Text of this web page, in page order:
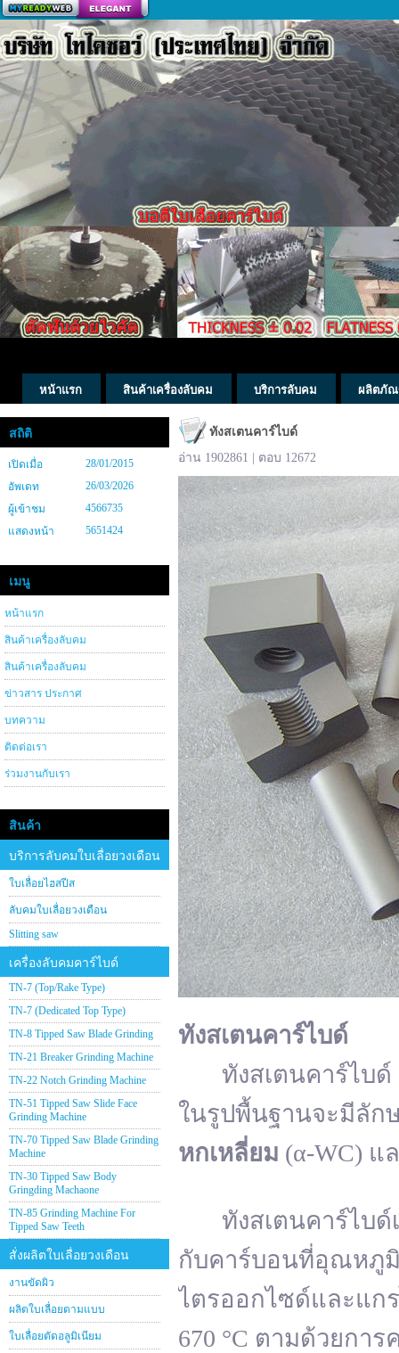
สร้างเว็บ
หน้าแรก สินค้าเครื่องลับคม บริการลับคม ผลิตภัณ
สถิติ
เปิดเมื่อ
28/01/2015
อัพเดท
26/03/2026
ผู้เข้าชม
4566735
แสดงหน้า
5651424
เมนู
หน้าแรก
สินค้าเครื่องลับคม
สินค้าเครื่องลับคม
ข่าวสาร ประกาศ
บทความ
ติดต่อเรา
ร่วมงานกับเรา
สินค้า
บริการลับคมใบเลื่อยวงเดือน
ใบเลื่อยไฮสปีส
ลับคมใบเลื่อยวงเดือน
Slitting saw
เครื่องลับคมคาร์ไบด์
TN-7 (Top/Rake Type)
TN-7 (Dedicated Top Type)
TN-8 Tipped Saw Blade Grinding
TN-21 Breaker Grinding Machine
TN-22 Notch Grinding Machine
TN-51 Tipped Saw Slide Face
Grinding Machine
TN-70 Tipped Saw Blade Grinding
Machine
TN-30 Tipped Saw Body
Gringding Machaone
TN-85 Grinding Machine For
Tipped Saw Teeth
สั่งผลิตใบเลื่อยวงเดือน
งานขัดผิว
ผลิตใบเลื่อยตามแบบ
ใบเลื่อยตัดอลูมิเนียม
ทังสเตนคาร์ไบด์
อ่าน 1902861 | ตอบ 12672
ทังสเตนคาร์ไบด์
ทังสเตนคาร์ไบด์ (
ในรูปพื้นฐานจะมีลัก
หกเหลี่ยม (α-WC) แ
ทังสเตนคาร์ไบด์เ
กับคาร์บอนที่อุณหภูมิ
ไตรออกไซด์และแก
670 °C ตามด้วยกา